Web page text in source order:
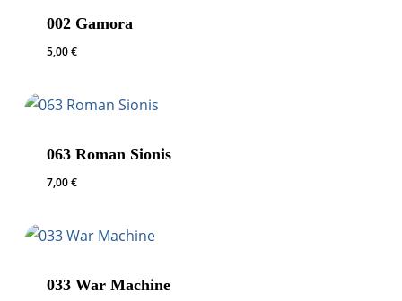
002 Gamora
5,00€
063 Roman Sionis
7,00€
033 War Machine